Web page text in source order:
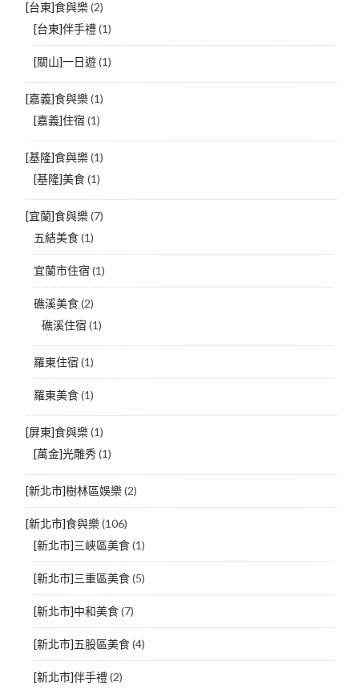
[台東]食與樂(2)
[台東]伴手禮(1)
[關山]一日遊(1)
[嘉義]食與樂(1)
[嘉義]住宿 (1)
[基隆]食與樂(1)
[基隆]美食(1)
[宜蘭]食與樂(7)
五結美食(1)
宜蘭市住宿 (1)
礁溪美食(2)
礁溪住宿 (1)
羅東住宿 (1)
羅東美食(1)
[屏東]食與樂(1)
[萬金]光雕秀(1)
[新北市]樹林區娛樂(2)
[新北市]食與樂(106)
[新北市]三峽區美食(1)
[新北市]三重區美食(5)
[新北市]中和美食(7)
[新北市]五股區美食(4)
[新北市]伴手禮(2)